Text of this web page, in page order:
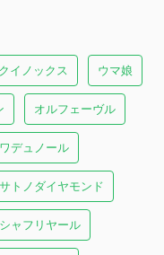
イノックス ウマ娘
オルフェーヴル
デュノール
サトノダイヤモンド
シャフリヤール